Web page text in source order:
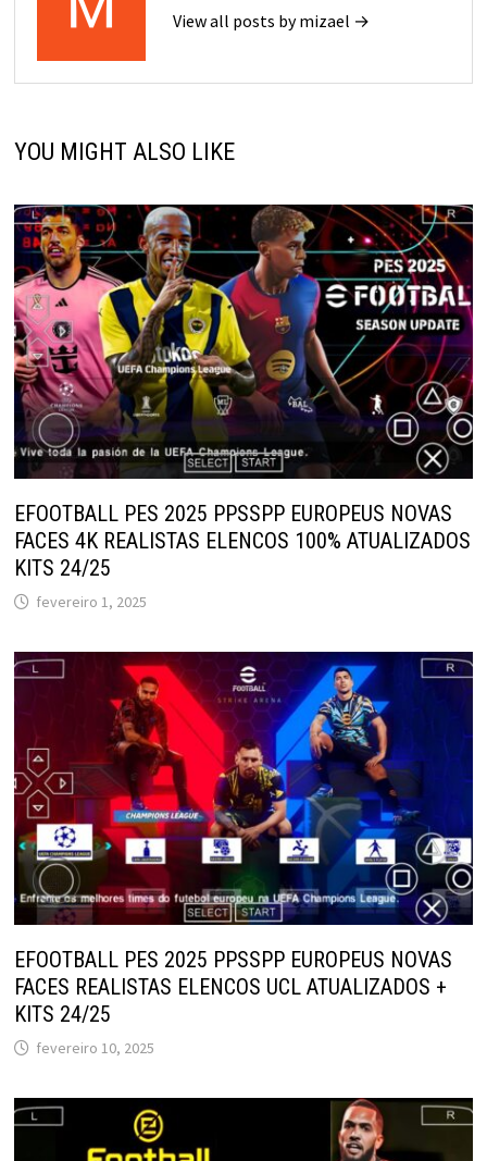
View all posts by mizael →
YOU MIGHT ALSO LIKE
EFOOTBALL PES 2025 PPSSPP EUROPEUS NOVAS
FACES 4K REALISTAS ELENCOS 100% ATUALIZADOS
KITS 24/25
fevereiro 1, 2025
EFOOTBALL PES 2025 PPSSPP EUROPEUS NOVAS
FACES REALISTAS ELENCOS UCL ATUALIZADOS +
KITS 24/25
fevereiro 10, 2025